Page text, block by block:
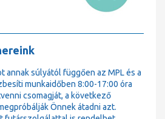
annak súlyától függően az MPL és a
munkaidőben 8:00-17:00 óra
csomagját, a következő
Önnek átadni azt.